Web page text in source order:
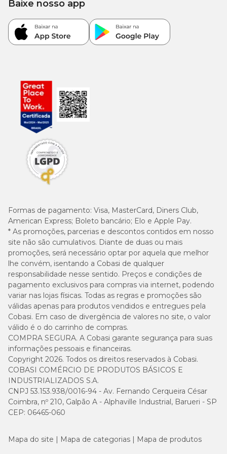
Pode dar petisco para gatos todos os dias?
Pode, desde que em quantidades controladas. A
enquanto o restante da alimentação deve vir de um
alimento completo e balanceado, como a ração.
O excesso de petiscos pode favorecer o ganho de peso e
desequilibrar a dieta, por isso o controle da quantidade é
essencial.
Qual petisco os gatos mais gostam?
Gatos costumam preferir
, com aroma e sabor marcantes. Entre os mais
peixe, carne ou atum.
A preferência pode variar de acordo com o animal, por isso
vale testar diferentes texturas e sabores até encontrar a
opção que o gato mais gosta.
Como conservar petiscos para gatos?
Para manter a qualidade dos petiscos, alguns cuidados
simples fazem diferença:
guardar o produto em local seco e fresco;
manter a embalagem bem fechada após o uso;
respeitar o prazo de validade indicado pelo fabricante;
evitar exposição ao calor ou à umidade.
Essas medidas ajudam a preservar o aroma, a textura e a
segurança do alimento até o momento do consumo.
Formas de pagamento: Visa, MasterCard, Diners Club,
American Express; Boleto bancário; Elo e Apple Pay.
* As promoções, parcerias e descontos contidos em nosso
site não são cumulativos. Diante de duas ou mais
promoções, será necessário optar por aquela que melhor
lhe convém, isentando a Cobasi de qualquer
responsabilidade nesse sentido. Preços e condições de
pagamento exclusivos para compras via internet, podendo
variar nas lojas físicas. Todas as regras e promoções são
válidas apenas para produtos vendidos e entregues pela
Cobasi. Em caso de divergência de valores no site, o valor
válido é o do carrinho de compras.
COMPRA SEGURA. A Cobasi garante segurança para suas
informações pessoais e financeiras.
Copyright 2026. Todos os direitos reservados à Cobasi.
COBASI COMÉRCIO DE PRODUTOS BÁSICOS E
INDUSTRIALIZADOS S.A.
CNPJ 53.153.938/0016-94 - Av. Fernando Cerqueira César
Coimbra, nº 210, Galpão A - Alphaville Industrial, Barueri - SP
CEP: 06465-060
Baixe nosso app
Mapa do site Mapa de categorias Mapa de produtos